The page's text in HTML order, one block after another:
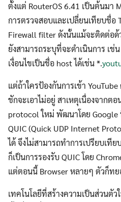
ตั้งแต่ RouterOS 6.41 เป็นต้นมา
การตรวจสอบและเปลี่ยนเทียบชื่อ
Firewall filter ดังนั้นแม้จะติดต่อด้
ยังสามารถระบุที่จะดำเนินการ เช่
เงื่อนไขเป็นชื่อ host ได้เช่น *.
แต่ถ้าใครป้องกันการเข้า
ชักจะเอาไม่อยู่ สาเหตุเนื่องจากต
protocol ใหม่ พัฒนาโดย Google
QUIC (Quick UDP Internet
ได้ จึงไม่สามารถทำการเปรียบเที
ก็เป็นการรองรับ QUIC โดย
แต่ตอนนี้ Browser หลายๆ ตัวก็ทย
เทคโนโลยีที่สร้างความเป็นส่วนตั